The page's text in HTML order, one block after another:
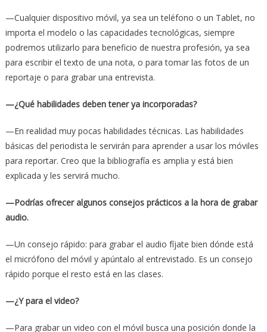
—Cualquier dispositivo móvil, ya sea un teléfono o un Tablet, no
importa el modelo o las capacidades tecnológicas, siempre
podremos utilizarlo para beneficio de nuestra profesión, ya sea
para escribir el texto de una nota, o para tomar las fotos de un
reportaje o para grabar una entrevista.
—¿Qué habilidades deben tener ya incorporadas?
—En realidad muy pocas habilidades técnicas. Las habilidades
básicas del periodista le servirán para aprender a usar los móviles
para reportar. Creo que la bibliografía es amplia y está bien
explicada y les servirá mucho.
—Podrías ofrecer algunos consejos prácticos a la hora de grabar
audio.
—Un consejo rápido: para grabar el audio fíjate bien dónde está
el micrófono del móvil y apúntalo al entrevistado. Es un consejo
rápido porque el resto está en las clases.
—¿Y para el video?
—Para grabar un video con el móvil busca una posición donde la